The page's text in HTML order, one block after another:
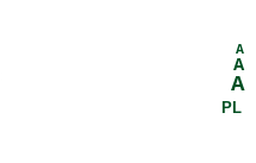
A
A
A
PL